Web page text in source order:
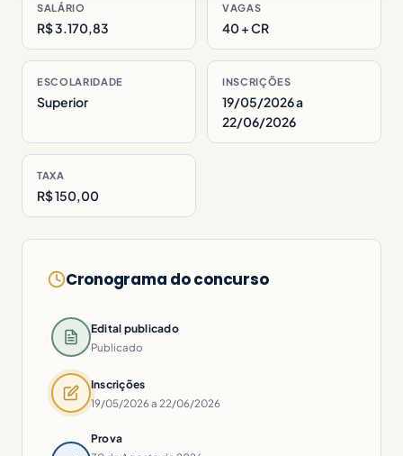
SALÁRIO
R$ 3.170,83
VAGAS
40 + CR
ESCOLARIDADE
Superior
INSCRIÇÕES
19/05/2026 a
22/06/2026
TAXA
R$ 150,00
Cronograma do concurso
Edital publicado
Publicado
Inscrições
19/05/2026 a 22/06/2026
Prova